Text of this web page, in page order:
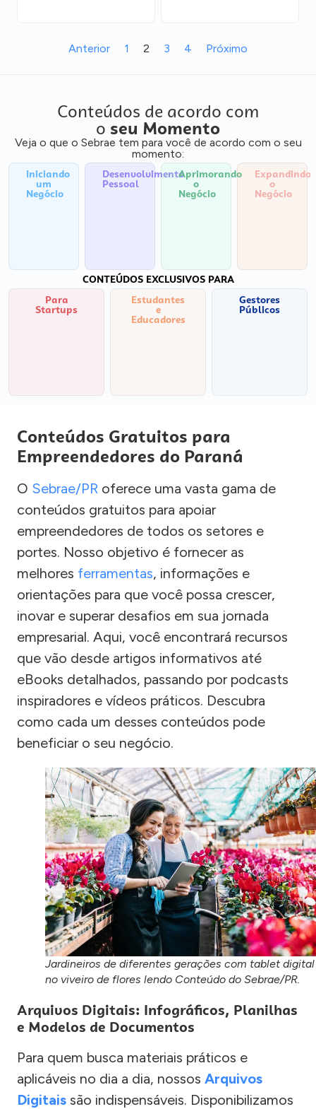
Anterior 1 2 3 4 Próximo
Conteúdos de acordo com
o seu Momento
Veja o que o Sebrae tem para você de acordo com o seu
momento:
Iniciando
um
Negócio
Desenvolvimento
Pessoal
Aprimorando
o
Negócio
Expandindo
o
Negócio
CONTEÚDOS EXCLUSIVOS PARA
Para
Startups
Estudantes
e
Educadores
Gestores
Públicos
Conteúdos Gratuitos para
Empreendedores do Paraná
O Sebrae/PR oferece uma vasta gama de
conteúdos gratuitos para apoiar
empreendedores de todos os setores e
portes. Nosso objetivo é fornecer as
melhores ferramentas, informações e
orientações para que você possa crescer,
inovar e superar desafios em sua jornada
empresarial. Aqui, você encontrará recursos
que vão desde artigos informativos até
eBooks detalhados, passando por podcasts
inspiradores e vídeos práticos. Descubra
como cada um desses conteúdos pode
beneficiar o seu negócio.
Jardineiros de diferentes gerações com tablet digital
no viveiro de flores lendo Conteúdo do Sebrae/PR.
Arquivos Digitais: Infográficos, Planilhas
e Modelos de Documentos
Para quem busca materiais práticos e
aplicáveis no dia a dia, nossos Arquivos
Digitais são indispensáveis. Disponibilizamos